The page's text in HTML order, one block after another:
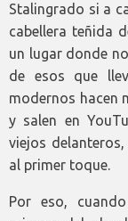
Stalingrado si a
cabellera teñida
un lugar donde
de esos que
modernos hacen
y salen en
viejos
al primer toque.
Por eso,